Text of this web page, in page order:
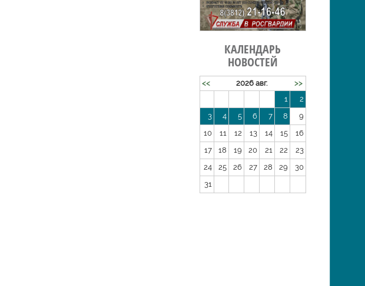
КАЛЕНДАРЬ
НОВОСТЕЙ
<< 2026 авг.
>>
1
2
3
4 5 6 7 8
9
10
11 12 13 14 15
16
17
18 19 20 21 22
23
24
25 26 27 28 29
30
31